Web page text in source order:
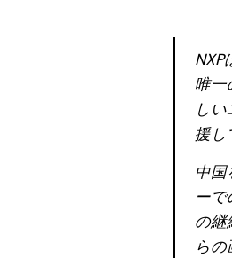
唯一
し
援し
中
ー
の継
ら